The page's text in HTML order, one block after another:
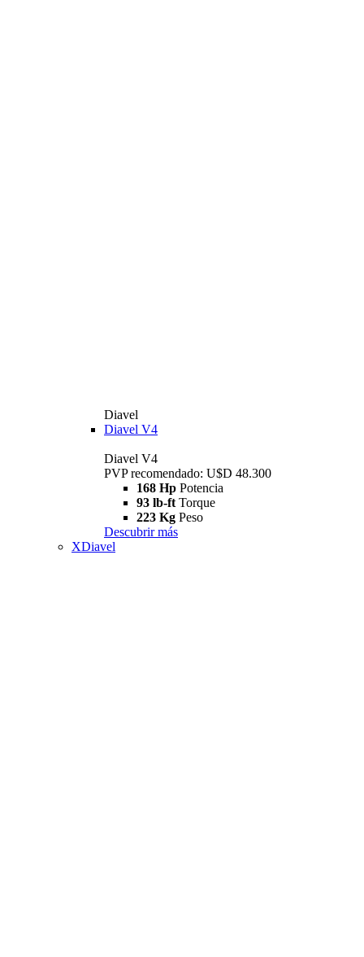
Diavel
Diavel V4
Diavel V4
PVP recomendado: U$D 48.300
168 Hp Potencia
93 lb-ft Torque
223 Kg Peso
Descubrir más
XDiavel